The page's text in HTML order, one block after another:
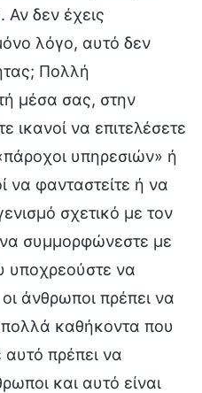
δεν έχεις
λόγο, αυτό δεν
Πολλή
μέσα σας, στην
ικανοί να επιτελέσετε
υπηρεσιών» ή
να φανταστείτε ή να
σχετικό με τον
συμμορφώνεστε με
υποχρεούστε να
άνθρωποι πρέπει να
καθήκοντα που
πρέπει να
και αυτό είναι